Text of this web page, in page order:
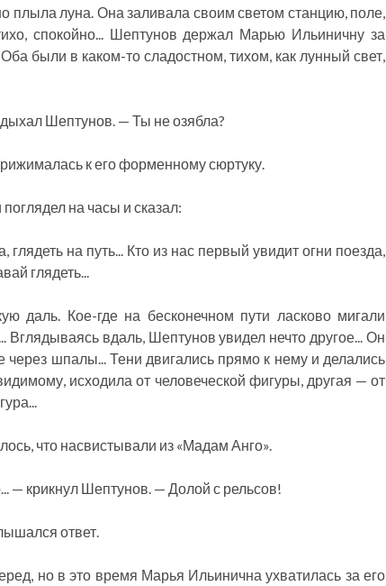
плыла луна. Она заливала своим светом станцию, поле,
спокойно... Шептунов держал Марью Ильиничну за
были в каком-то сладостном, тихом, как лунный свет,
Шептунов. — Ты не озябла?
к его форменному сюртуку.
на часы и сказал:
на путь... Кто из нас первый увидит огни поезда,
глядеть...
даль. Кое-где на бесконечном пути ласково мигали
вдаль, Шептунов увидел нечто другое... Он
шпалы... Тени двигались прямо к нему и делались
исходила от человеческой фигуры, другая — от
что насвистывали из «Мадам Анго».
— крикнул Шептунов. — Долой с рельсов!
ответ.
но в это время Марья Ильинична ухватилась за его